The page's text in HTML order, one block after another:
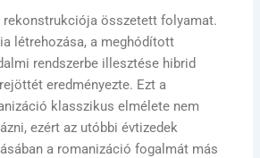
összetett folyamat.
létrehozása, a meghódított
rendszerbe illesztése hibrid
eredményezte. Ezt a
klasszikus elmélete nem
ezért az utóbbi évtizedek
a romanizáció fogalmát más